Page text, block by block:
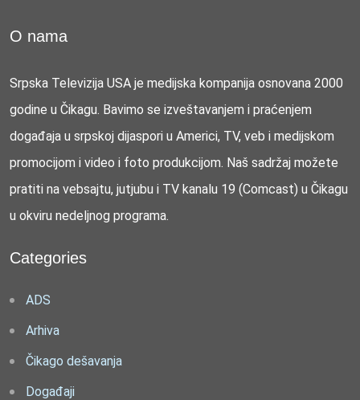
O nama
Srpska Televizija USA je medijska kompanija osnovana 2000
godine u Čikagu. Bavimo se izveštavanjem i praćenjem
događaja u srpskoj dijaspori u Americi, TV, veb i medijskom
promocijom i video i foto produkcijom. Naš sadržaj možete
pratiti na vebsajtu, jutjubu i TV kanalu 19 (Comcast) u Čikagu
u okviru nedeljnog programa.
Categories
ADS
Arhiva
Čikago dešavanja
Događaji